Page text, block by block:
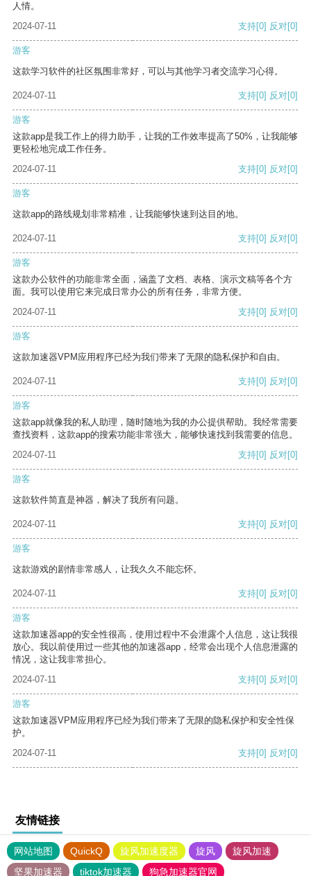
人情。
2024-07-11
支持[0] 反对[0]
游客
这款学习软件的社区氛围非常好，可以与其他学习者交流学习心得。
2024-07-11 支持[0] 反对[0]
游客
这款app是我工作上的得力助手，让我的工作效率提高了50%，让我能够
更轻松地完成工作任务。
2024-07-11
支持[0] 反对[0]
游客
这款app的路线规划非常精准，让我能够快速到达目的地。
2024-07-11 支持[0] 反对[0]
游客
这款办公软件的功能非常全面，涵盖了文档、表格、演示文稿等各个方
面。我可以使用它来完成日常办公的所有任务，非常方便。
2024-07-11
支持[0] 反对[0]
游客
这款加速器VPM应用程序已经为我们带来了无限的隐私保护和自由。
2024-07-11 支持[0] 反对[0]
游客
这款app就像我的私人助理，随时随地为我的办公提供帮助。我经常需要
查找资料，这款app的搜索功能非常强大，能够快速找到我需要的信息。
2024-07-11
支持[0] 反对[0]
游客
这款软件简直是神器，解决了我所有问题。
2024-07-11 支持[0] 反对[0]
游客
这款游戏的剧情非常感人，让我久久不能忘怀。
2024-07-11 支持[0] 反对[0]
游客
这款加速器app的安全性很高，使用过程中不会泄露个人信息，这让我很
放心。我以前使用过一些其他的加速器app，经常会出现个人信息泄露的
情况，这让我非常担心。
2024-07-11
支持[0] 反对[0]
游客
这款加速器VPM应用程序已经为我们带来了无限的隐私保护和安全性保
护。
2024-07-11
支持[0] 反对[0]
友情链接
网站地图 QuickQ 旋风加速度器 旋风
旋风加速
坚果加速器
tiktok加速器 狗急加速器官网